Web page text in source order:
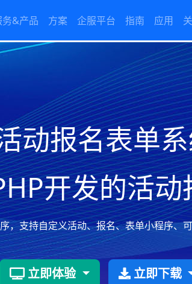
务&产品 方案 企服平台 指南 应用
动报名表单
开发的活
，支持自定义活动、报名、表单小程序、
立即体验 立即下载